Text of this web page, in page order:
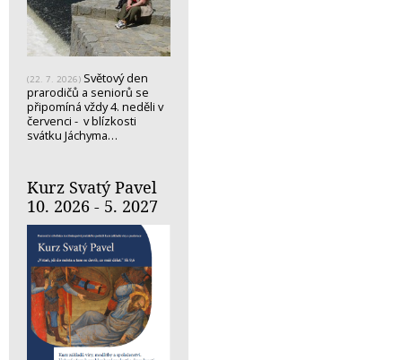
(22. 7. 2026) Světový den
prarodičů a seniorů se
připomíná vždy 4. neděli v
červenci - v blízkosti
svátku Jáchyma…
Kurz Svatý Pavel
10. 2026 - 5. 2027